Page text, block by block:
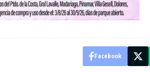
Facebook